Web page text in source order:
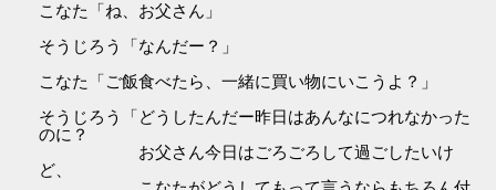
こなた「ね、お父さん」
そうじろう「なんだー？」
こなた「ご飯食べたら、一緒に買い物にいこうよ？」
そうじろう「どうしたんだー昨日はあんなにつれなかった
のに？
お父さん今日はごろごろして過ごしたいけ
ど、